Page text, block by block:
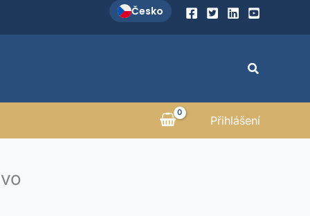
Česko
Hledat
Přihlášení